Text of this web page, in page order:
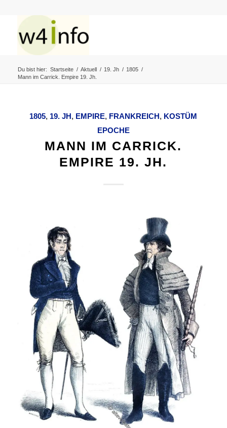
Du bist hier: Startseite / Aktuell / 19. Jh / 1805 /
Mann im Carrick. Empire 19. Jh.
1805, 19. JH, EMPIRE, FRANKREICH, KOSTÜM
EPOCHE
MANN IM CARRICK.
EMPIRE 19. JH.